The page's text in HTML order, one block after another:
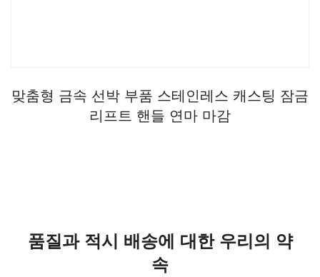
맞춤형 금속 선박 부품 스테인레스 캐스팅 잠금
리프트 핸들 연마 마감
품질과 적시 배송에 대한 우리의 약
속